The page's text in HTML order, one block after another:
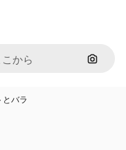
画像で
バラ